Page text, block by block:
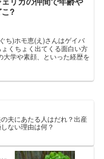
?
ち)ホモ恵(え)さんはゲイバ
くちょく出てくる面白い方
学や素顔、といった経歴を
夫にあたる人はだれ？出産
ない理由は何？